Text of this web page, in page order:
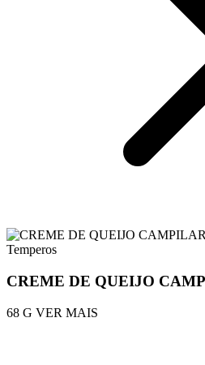
Temperos
CREME DE QUEIJO
68 G VER MAIS